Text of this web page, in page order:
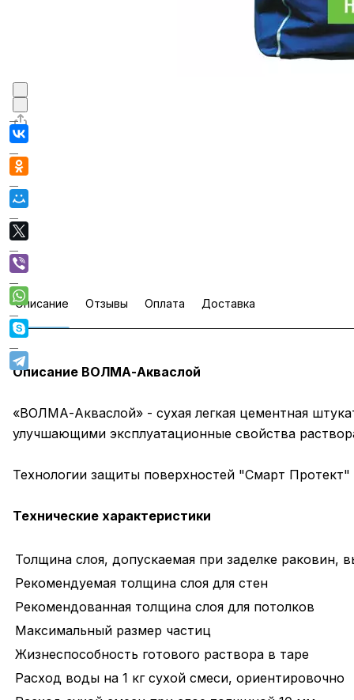
Описание Отзывы Оплата Доставка
Описание ВОЛМА-Акваслой
«ВОЛМА-Акваслой» - сухая легкая цементная
улучшающими эксплуатационные свойства
Технологии защиты поверхностей "Смарт Протект"
Технические характеристики
Толщина слоя, допускаемая при заделке раковин,
Рекомендуемая толщина слоя для стен
Рекомендованная толщина слоя для потолков
Максимальный размер частиц
Жизнеспособность готового раствора в таре
Расход воды на 1 кг сухой смеси, ориентировочно